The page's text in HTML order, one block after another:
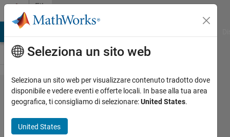
Vai al contenuto
File
Exchange
pigeon.m
Seleziona un sito web
Seleziona un sito web per visualizzare contenuto tradotto dove
disponibile e vedere eventi e offerte locali. In base alla tua area
geografica, ti consigliamo di selezionare:United States.
United States